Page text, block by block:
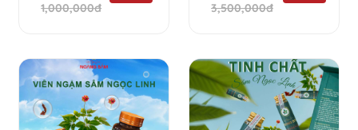
1,000,000đ 3,500,000đ